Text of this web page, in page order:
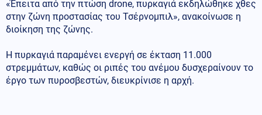
«Έπειτα από την πτώση drone, πυρκαγιά εκδηλώθηκε χθες
στην ζώνη προστασίας του Τσέρνομπιλ», ανακοίνωσε η
διοίκηση της ζώνης.
Η πυρκαγιά παραμένει ενεργή σε έκταση 11.000
στρεμμάτων, καθώς οι ριπές του ανέμου δυσχεραίνουν το
έργο των πυροσβεστών, διευκρίνισε η αρχή.